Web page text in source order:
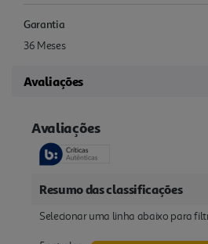
Garantia
36 Meses
Avaliações